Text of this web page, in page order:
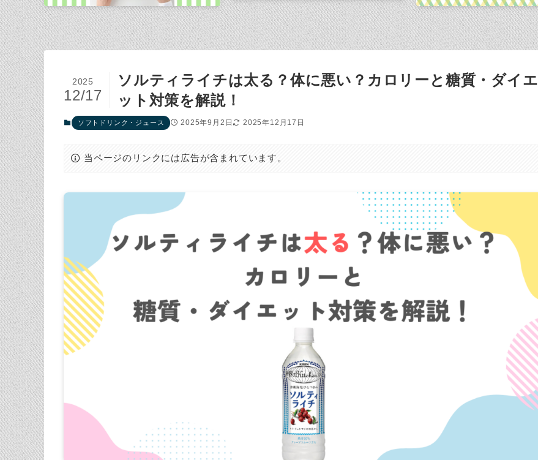
ソルティライチは太る？体に悪い？カロリーと糖質・ダイエ
ット対策を解説！
2025
12/17
ソフトドリンク・ジュース 2025年9月2日 2025年12月17日
当ページのリンクには広告が含まれています。